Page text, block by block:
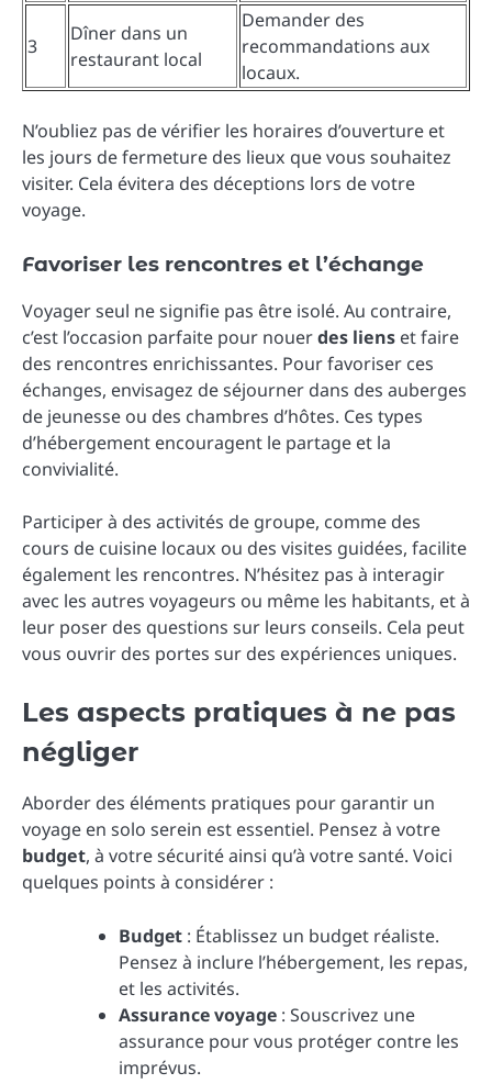
3
Dîner dans un
restaurant local
Demander des
recommandations aux
locaux.
N’oubliez pas de vérifier les horaires d’ouverture et
les jours de fermeture des lieux que vous souhaitez
visiter. Cela évitera des déceptions lors de votre
voyage.
Favoriser les rencontres et l’échange
Voyager seul ne signifie pas être isolé. Au contraire,
c’est l’occasion parfaite pour nouerdes liens et faire
des rencontres enrichissantes. Pour favoriser ces
échanges, envisagez de séjourner dans des auberges
de jeunesse ou des chambres d’hôtes. Ces types
d’hébergement encouragent le partage et la
convivialité.
Participer à des activités de groupe, comme des
cours de cuisine locaux ou des visites guidées, facilite
également les rencontres. N’hésitez pas à interagir
avec les autres voyageurs ou même les habitants, et à
leur poser des questions sur leurs conseils. Cela peut
vous ouvrir des portes sur des expériences uniques.
Les aspects pratiques à ne pas
négliger
Aborder des éléments pratiques pour garantir un
voyage en solo serein est essentiel. Pensez à votre
budget, à votre sécurité ainsi qu’à votre santé. Voici
quelques points à considérer :
Budget : Établissez un budget réaliste.
Pensez à inclure l’hébergement, les repas,
et les activités.
Assurance voyage : Souscrivez une
assurance pour vous protéger contre les
imprévus.